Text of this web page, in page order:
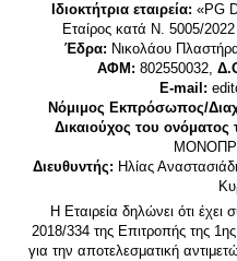
Ιδιοκτήτρια εταιρεία: «PG
Εταίρος κατά Ν. 5005/
Έδρα: Νικολάου
ΑΦΜ: 802550032,
E-mail:
Νόμιμος Εκπρόσωπος/
Δικαιούχος του ονόματος
Διευθυντής: Ηλίας
Η Εταιρεία δηλώνει ότι
2018/334 της Επιτροπής της
για την αποτελεσματική